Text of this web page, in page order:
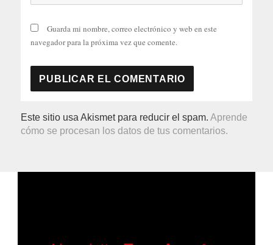
Guarda mi nombre, correo electrónico y web en este
navegador para la próxima vez que comente.
Este sitio usa Akismet para reducir el spam.Aprende
cómo se procesan los datos de tus comentarios.